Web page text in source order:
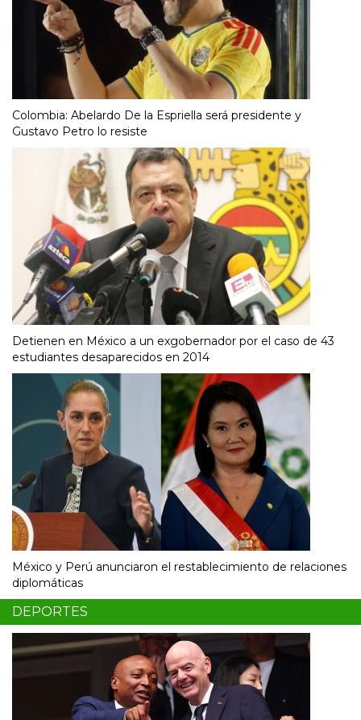
Colombia: Abelardo De la Espriella será presidente y
Gustavo Petro lo resiste
Detienen en México a un exgobernador por el caso de 43
estudiantes desaparecidos en 2014
México y Perú anunciaron el restablecimiento de relaciones
diplomáticas
DEPORTES